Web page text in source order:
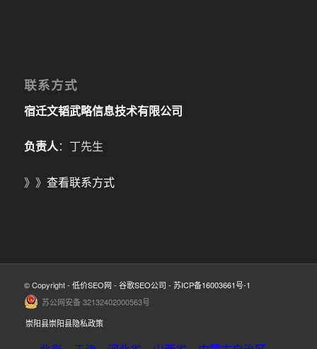
联系方式
宿迁文韬武略信息技术有限公司
负责人：丁先生
》》 查看联系方式
© Copyright - 低价SEO网 - 谷歌SEO公司 - 苏ICP备16003661号-1
苏公网安备 32132402000563号
崇阳县崇阳县隐私政策